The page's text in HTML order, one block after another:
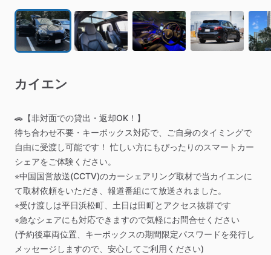
カイエン
🚗【非対面での貸出・返却OK！】
待ち合わせ不要・キーボックス対応で、ご自身のタイミングで
自由に受渡し可能です！ 忙しい方にもぴったりのスマートカー
シェアをご体験ください。
⭐︎中国国営放送(CCTV)のカーシェアリング取材で当カイエンに
て取材依頼をいただき、報道番組にて放送されました。
⭐︎受け渡しは平日浜松町、土日は田町とアクセス抜群です
⭐︎急なシェアにも対応できますので気軽にお問合せください
(予約後車両位置、キーボックスの期間限定パスワードを発行し
メッセージしますので、安心してご利用ください)